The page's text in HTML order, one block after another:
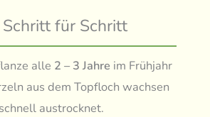
für Schritt
alle 2 – 3 Jahre im Frühjahr
aus dem Topfloch wachsen
austrocknet.